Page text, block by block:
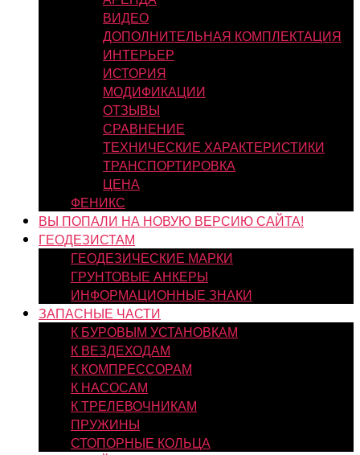
ВИДЕО
ДОПОЛНИТЕЛЬНАЯ КОМПЛЕКТАЦИЯ
ИНТЕРЬЕР
ИСТОРИЯ
МОДИФИКАЦИИ
ОТЗЫВЫ
СРАВНЕНИЕ
ТЕХНИЧЕСКИЕ ХАРАКТЕРИСТИКИ
ТРАНСПОРТИРОВКА
ЦЕНА
ФЕНИКС
ВЫ ПОПАЛИ НА НОВУЮ ВЕРСИЮ САЙТА!
ГЕОДЕЗИСТАМ
ГЕОДЕЗИЧЕСКИЕ МАРКИ
ГРУНТОВЫЕ АНКЕРЫ
ИНФОРМАЦИОННЫЕ ЗНАКИ
ЗАПАСНЫЕ ЧАСТИ
К БУРОВЫМ УСТАНОВКАМ
К ВЕЗДЕХОДАМ
К КОМПРЕССОРАМ
К НАСОСАМ
К ТРЕЛЕВОЧНИКАМ
ПРУЖИНЫ
СТОПОРНЫЕ КОЛЬЦА